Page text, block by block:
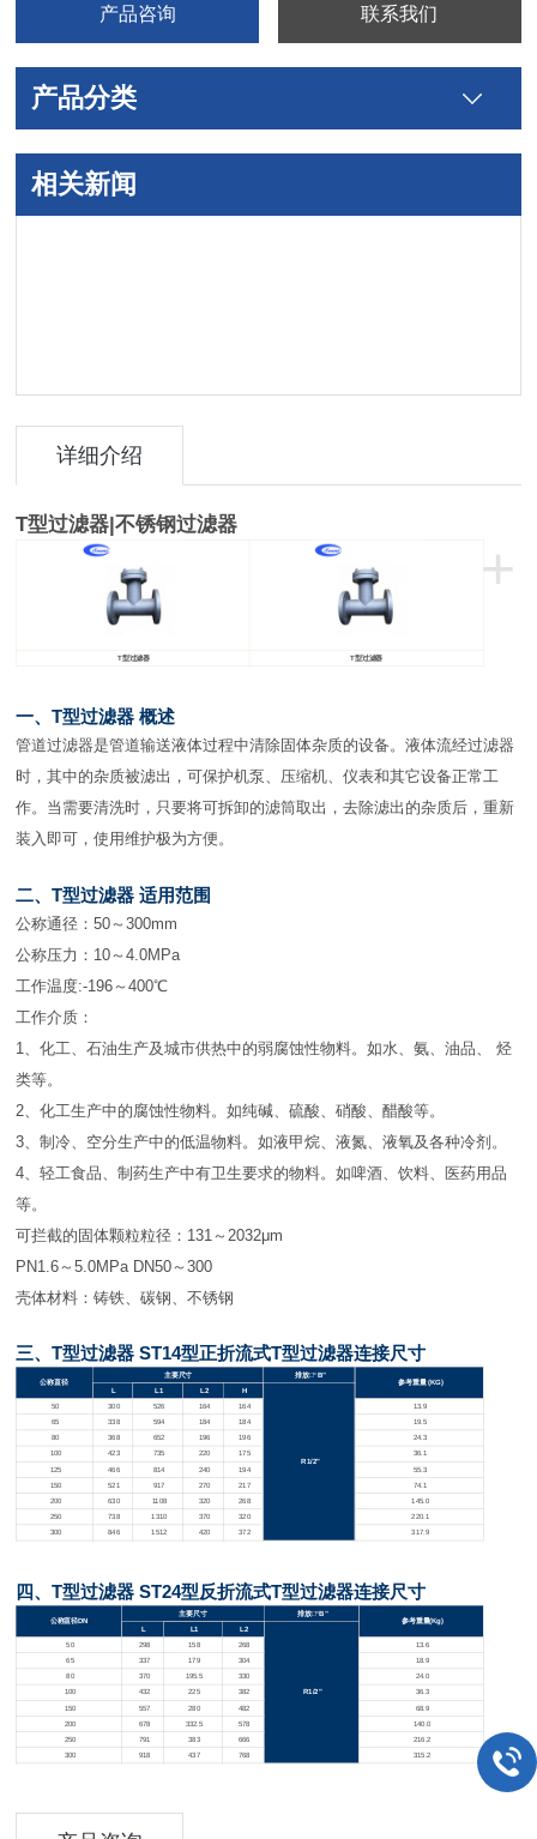
产品咨询 联系我们
产品分类
相关新闻
详细介绍
T型过滤器|不锈钢过滤器
+
T型过滤器 T型过滤器
一、T型过滤器 概述
管道过滤器是管道输送液体过程中清除固体杂质的设备。液体流经过滤器
时，其中的杂质被滤出，可保护机泵、压缩机、仪表和其它设备正常工
作。当需要清洗时，只要将可拆卸的滤筒取出，去除滤出的杂质后，重新
装入即可，使用维护极为方便。
二、T型过滤器 适用范围
公称通径：50～300mm
公称压力：10～4.0MPa
工作温度:-196～400℃
工作介质：
1、化工、石油生产及城市供热中的弱腐蚀性物料。如水、氨、油品、 烃
类等。
2、化工生产中的腐蚀性物料。如纯碱、硫酸、硝酸、醋酸等。
3、制冷、空分生产中的低温物料。如液甲烷、液氮、液氧及各种冷剂。
4、轻工食品、制药生产中有卫生要求的物料。如啤酒、饮料、医药用品
等。
可拦截的固体颗粒粒径：131～2032μm
PN1.6～5.0MPa DN50～300
壳体材料：铸铁、碳钢、不锈钢
三、T型过滤器 ST14型正折流式T型过滤器连接尺寸
公称直径
主要尺寸
排放□“B”
参考重量 (KG)
L L1 L2 H
R1/2"
50 300 526 164 164 13.9
65 338 594 184 184 19.5
80 368 652 196 196
24.3
100
423 735 220 175 36.1
125 466 814 240 194
55.3
150
521 917 270 217 74.1
200 630 1108 320 268
145.0
250
738 1310 370 320 220.1
300 846 1512 420 372 317.9
四、T型过滤器 ST24型反折流式T型过滤器连接尺寸
公称直径DN
主要尺寸
排放□“B”
参考重量(Kg)
L L1 L2
R1/2"
50 298 158 268 13.6
65 337 179 304 18.9
80 370 195.5 330
24.0
100
432 225 382 36.3
150 557 280 482
68.9
200
678 332.5 578 140.0
250 791 383 666
216.2
300
918 437 768 315.2